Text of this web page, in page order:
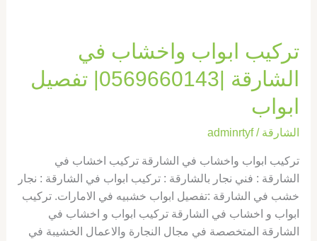
تركيب ابواب واخشاب في
الشارقة |0569660143| تفصيل
ابواب
الشارقة /
adminrtyf
تركيب ابواب واخشاب في الشارقة تركيب اخشاب في
الشارقة : فني نجار بالشارقة : تركيب ابواب في الشارقة : نجار
خشب في الشارقة :تفصيل ابواب خشبيه في الامارات. تركيب
ابواب و اخشاب في الشارقة تركيب ابواب و اخشاب في
الشارقة المتخصصة في مجال النجارة والاعمال الخشيبة في